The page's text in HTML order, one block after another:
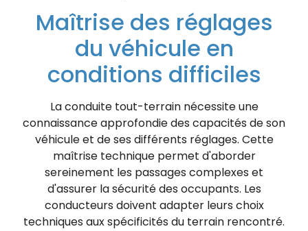
Maîtrise des réglages
du véhicule en
conditions difficiles
La conduite tout-terrain nécessite une
connaissance approfondie des capacités de son
véhicule et de ses différents réglages. Cette
maîtrise technique permet d'aborder
sereinement les passages complexes et
d'assurer la sécurité des occupants. Les
conducteurs doivent adapter leurs choix
techniques aux spécificités du terrain rencontré.